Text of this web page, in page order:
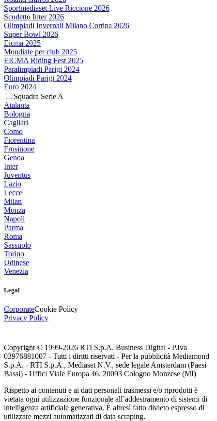
Sportmediaset Live Riccione 2026
Scudetto Inter 2026
Olimpiadi Invernali Milano Cortina 2026
Super Bowl 2026
Eicma 2025
Mondiale per club 2025
EICMA Riding Fest 2025
Paralimpiadi Parigi 2024
Olimpiadi Parigi 2024
Euro 2024
Squadra Serie A
Atalanta
Bologna
Cagliari
Como
Fiorentina
Frosinone
Genoa
Inter
Juventus
Lazio
Lecce
Milan
Monza
Napoli
Parma
Roma
Sassuolo
Torino
Udinese
Venezia
Legal
CorporateCookie Policy
Privacy Policy
Copyright © 1999-2026 RTI S.p.A. Business Digital - P.Iva
03976881007 - Tutti i diritti riservati - Per la pubblicità Mediamond
S.p.A. - RTI S.p.A., Mediaset N.V., sede legale Amsterdam (Paesi
Bassi) - Uffici Viale Europa 46, 20093 Cologno Monzese (MI)
Rispetto ai contenuti e ai dati personali trasmessi e/o riprodotti è
vietata ogni utilizzazione funzionale all’addestramento di sistemi di
intelligenza artificiale generativa. È altresì fatto divieto espresso di
utilizzare mezzi automatizzati di data scraping.